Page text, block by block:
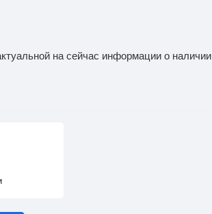
на сейчас информации о наличии